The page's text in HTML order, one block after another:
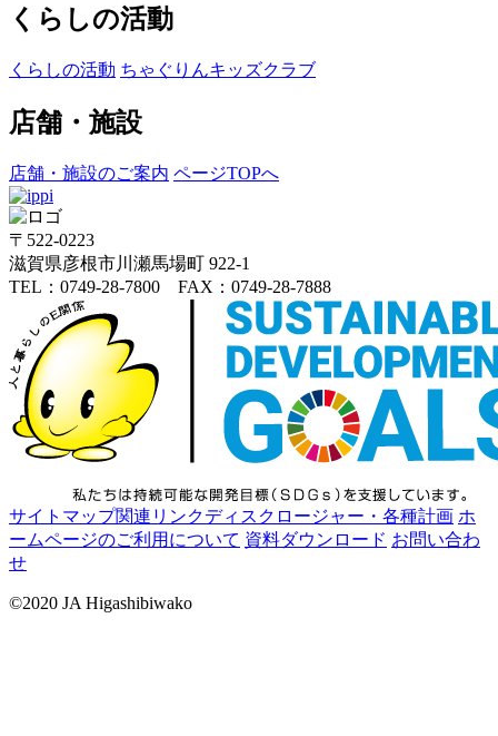
くらしの活動
くらしの活動 ちゃぐりんキッズクラブ
店舗・施設
店舗・施設のご案内 ページTOPへ
〒522-0223
滋賀県彦根市川瀬馬場町 922-1
TEL：0749-28-7800 FAX：0749-28-7888
サイトマップ関連リンクディスクロージャー・各種計画 ホ
ームページのご利用について 資料ダウンロード お問い合わ
せ
©2020 JA Higashibiwako